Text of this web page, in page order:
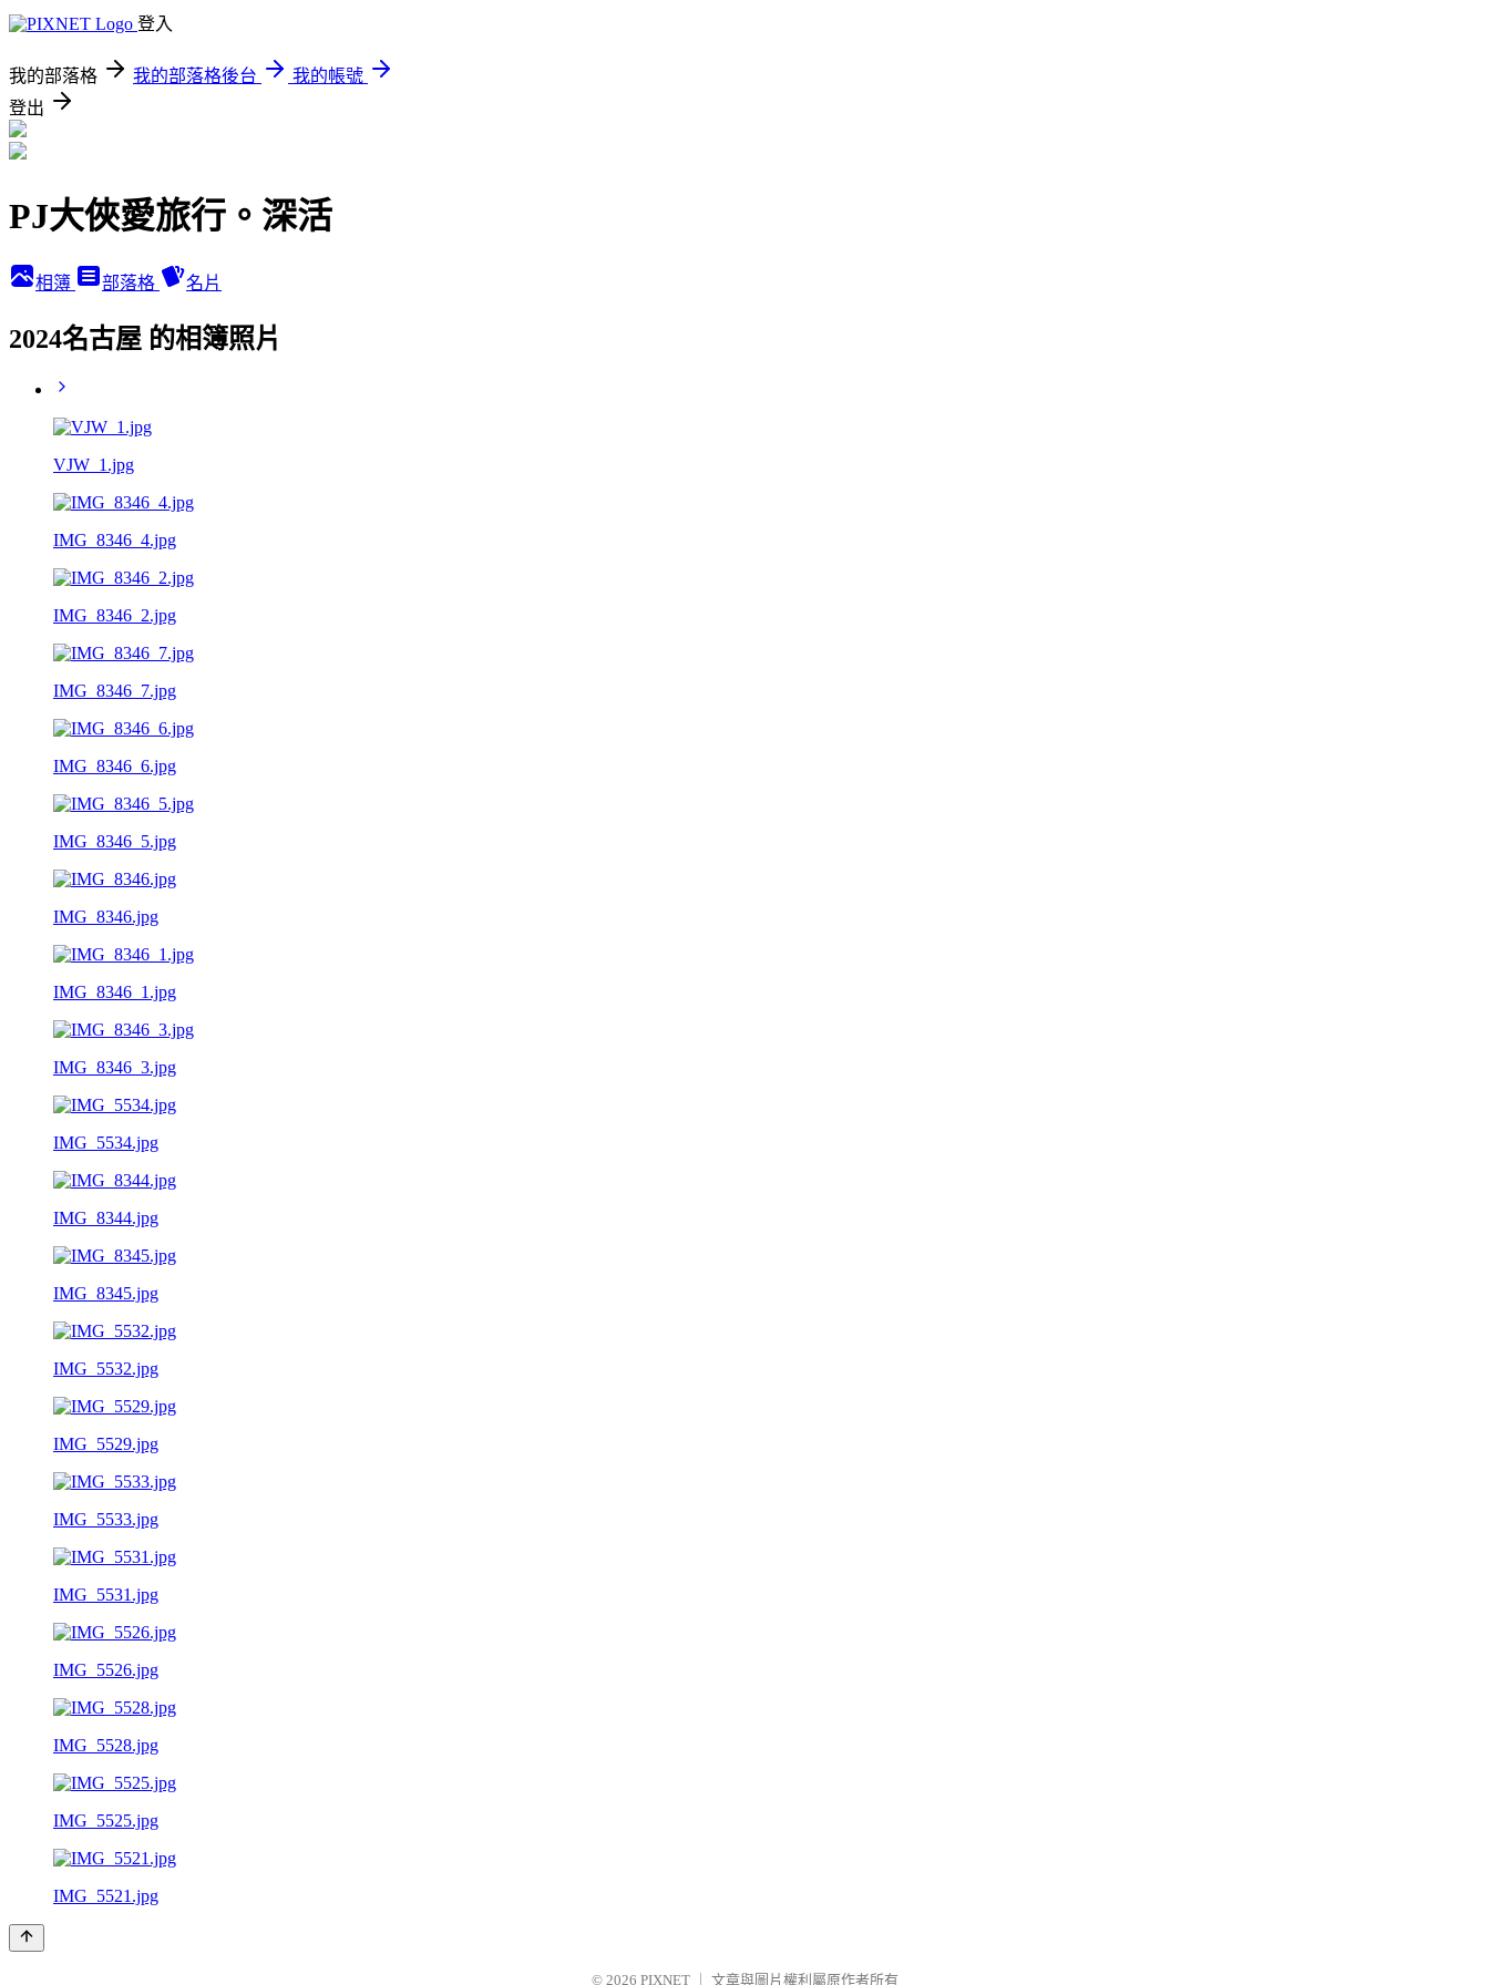
登入
我的部落格 我的部落格後台
我的帳號
登出
PJ大俠愛旅行。深活
相簿 部落格 名片
2024名古屋 的相簿照片
VJW_1.jpg
IMG_8346_4.jpg
IMG_8346_2.jpg
IMG_8346_7.jpg
IMG_8346_6.jpg
IMG_8346_5.jpg
IMG_8346.jpg
IMG_8346_1.jpg
IMG_8346_3.jpg
IMG_5534.jpg
IMG_8344.jpg
IMG_8345.jpg
IMG_5532.jpg
IMG_5529.jpg
IMG_5533.jpg
IMG_5531.jpg
IMG_5526.jpg
IMG_5528.jpg
IMG_5525.jpg
IMG_5521.jpg
© 2026 PIXNET 文章與圖片權利屬原作者所有